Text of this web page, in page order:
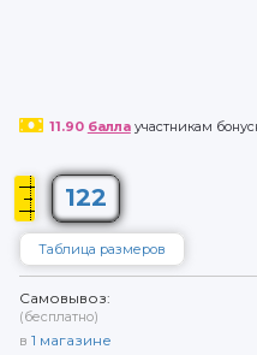
11.90 баллаучастникам
122
Таблица размеров
Самовывоз:
(бесплатно)
в 1 магазине